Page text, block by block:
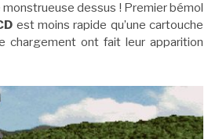
dessus ! Premier bémol
est moins rapide qu’une cartouche
chargement ont fait leur apparition